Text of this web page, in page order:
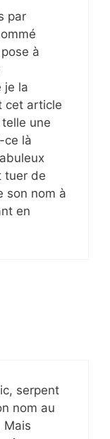
par
à
je la
cet article
une
ce là
tuer de
son nom à
en
serpent
nom au
Mais